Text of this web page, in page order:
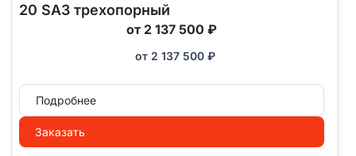
20 SA3 трехопорный
от 2 137 500 ₽
от 2 137 500 ₽
Подробнее
Заказать